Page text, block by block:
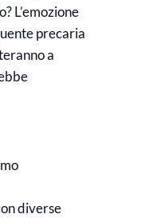
L’emozione
precaria
a
diverse